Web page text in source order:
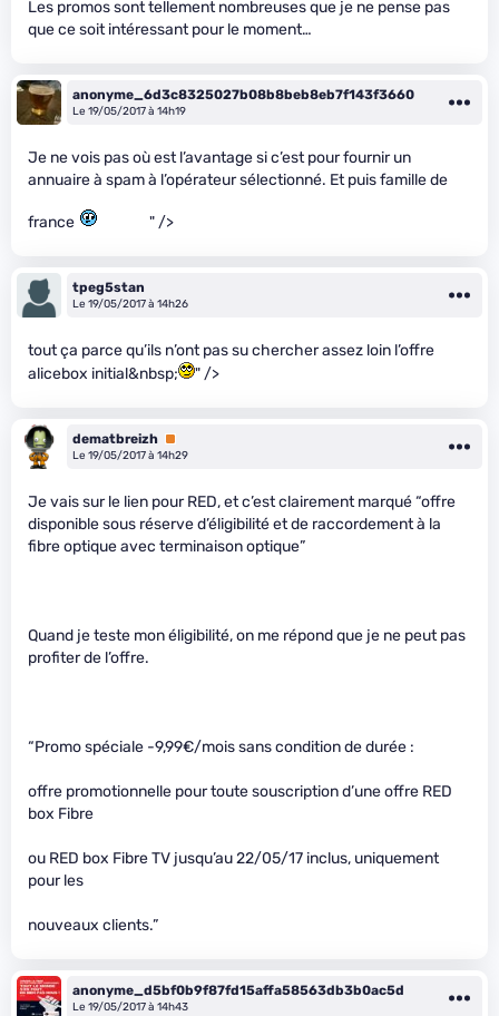
Les promos sont tellement nombreuses que je ne pense pas
que ce soit intéressant pour le moment…
anonyme_6d3c8325027b08b8beb8eb7f143f3660
Le 19/05/2017 à 14h19
Je ne vois pas où est l’avantage si c’est pour fournir un
annuaire à spam à l’opérateur sélectionné. Et puis famille de
france " />
tpeg5stan
Le 19/05/2017 à 14h26
tout ça parce qu’ils n’ont pas su chercher assez loin l’offre
alicebox initial&nbsp;
" />
dematbreizh Premium
Le 19/05/2017 à 14h29
Je vais sur le lien pour RED, et c’est clairement marqué “offre
disponible sous réserve d’éligibilité et de raccordement à la
fibre optique avec terminaison optique”
Quand je teste mon éligibilité, on me répond que je ne peut pas
profiter de l’offre.
“Promo spéciale -9,99€/mois sans condition de durée :
offre promotionnelle pour toute souscription d’une offre RED
box Fibre
ou RED box Fibre TV jusqu’au 22/05/17 inclus, uniquement
pour les
nouveaux clients.”
anonyme_d5bf0b9f87fd15affa58563db3b0ac5d
Le 19/05/2017 à 14h43